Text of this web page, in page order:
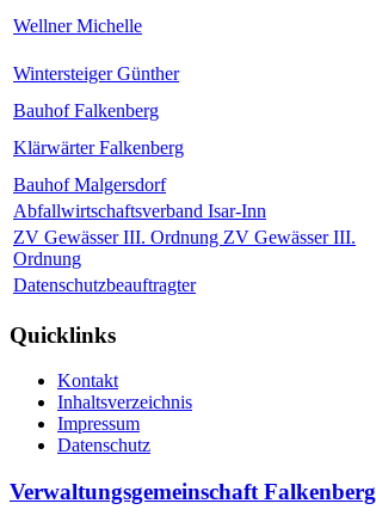
Wellner Michelle
Wintersteiger Günther
Bauhof Falkenberg
Klärwärter Falkenberg
Bauhof Malgersdorf
Abfallwirtschaftsverband Isar-Inn
ZV Gewässer III. Ordnung ZV Gewässer III.
Ordnung
Datenschutzbeauftragter
Quicklinks
Kontakt
Inhaltsverzeichnis
Impressum
Datenschutz
Verwaltungsgemeinschaft Falkenberg